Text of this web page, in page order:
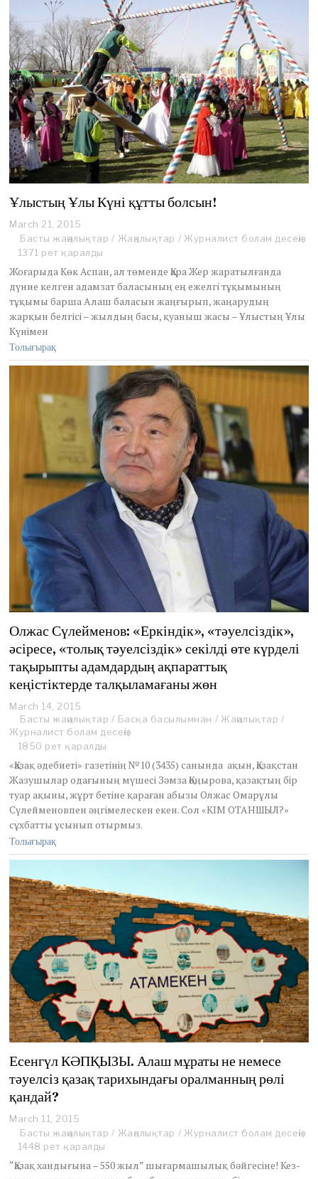
Ұлыстың Ұлы Күні құтты болсын!
March 21, 2015
Басты жаңалықтар / Жаңалықтар / Журналист болам десеңіз
1371 рет қаралды
Жоғарыда Көк Аспан, ал төменде Қара Жер жаратылғанда
дүние келген адамзат баласының ең ежелгі тұқымының
тұқымы барша Алаш баласын жаңғырып, жаңарудың
жарқын белгісі – жылдың басы, қуаныш жасы – Ұлыстың Ұлы
Күнімен
Толығырақ
Олжас Сүлейменов: «Еркіндік», «тәуелсіздік»,
әсіресе, «толық тәуелсіздік» секілді өте күрделі
тақырыпты адамдардың ақпараттық
кеңістіктерде талқыламағаны жөн
March 14, 2015
a
r
c
1
4
,
2
0
Басты жаңалықтар / Басқа басылымнан / Жаңалықтар /
Журналист болам десеңіз
1850 рет қаралды
«Қазақ әдебиеті» газетінің №10 (3435) санында ақын, Қазақстан
Жазушылар одағының мүшесі Зәмза Қоңырова, қазақтың бір
туар ақыны, жұрт бетіне қараған абызы Олжас Омарұлы
Сүлейменовпен әңгімелескен екен. Сол «КІМ ОТАНШЫЛ?»
сұхбатты ұсынып отырмыз.
Толығырақ
Есенгүл КӘПҚЫЗЫ. Алаш мұраты не немесе
тәуелсіз қазақ тарихындағы оралманның рөлі
қандай?
March 11, 2015
Басты жаңалықтар / Жаңалықтар / Журналист болам десеңіз
1448 рет қаралды
“Қазақ хандығына – 550 жыл” шығармашылық бәйгесіне! Кез-